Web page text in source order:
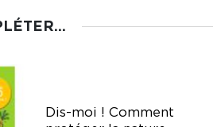
Dis-moi ! Comment